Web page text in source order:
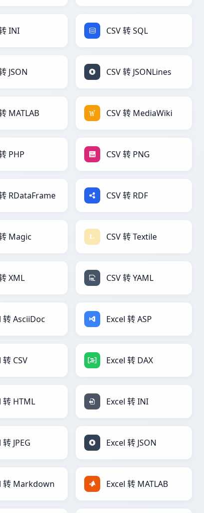
INI CSV 转 SQL
JSON CSV 转 JSONLines
MATLAB CSV 转 MediaWiki
PHP CSV 转 PNG
RDataFrame CSV 转 RDF
Magic CSV 转 Textile
XML CSV 转 YAML
转 AsciiDoc Excel 转 ASP
转 CSV Excel 转 DAX
转 HTML Excel 转 INI
JPEG Excel 转 JSON
转 Markdown Excel 转 MATLAB